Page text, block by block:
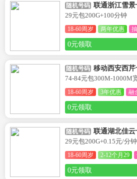
随机号码 联通浙江雪
29元包200G+100分钟
18-60周岁 两年优惠
0元领取
随机号码 移动西安西
74-84元包300M-1000M
18-60周岁 3年优惠 融
0元领取
随机号码 联通湖北佳
29元包200G+0.15元/分钟
18-60周岁 2-12个月29
0元领取